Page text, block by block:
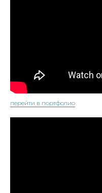
перейти в портфолио